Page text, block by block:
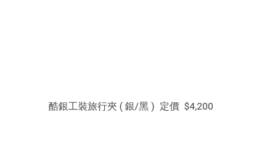
銀工裝旅行夾 ( 銀/黑 ) 定價 $4,200